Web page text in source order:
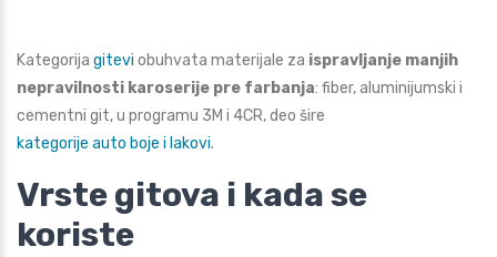
Kategorija gitevi obuhvata materijale za ispravljanje manjih
nepravilnosti karoserije pre farbanja: fiber, aluminijumski i
cementni git, u programu 3M i 4CR, deo šire
kategorije auto boje i lakovi.
Vrste gitova i kada se
koriste